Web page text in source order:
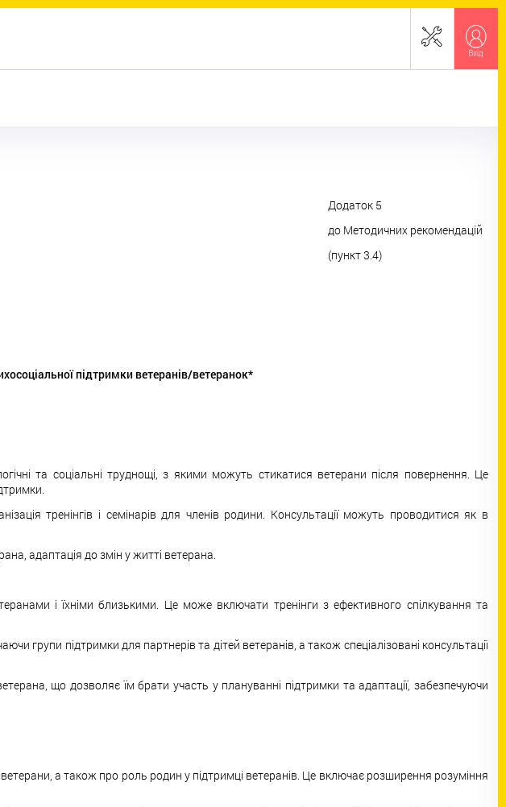
Додаток 5
до Методичних рекомендацій
(пункт 3.4)
підтримки ветеранів/ветеранок*
та соціальні труднощі, з якими можуть стикатися ветерани після повернення. Це
тренінгів і семінарів для членів родини. Консультації можуть проводитися як в
адаптація до змін у житті ветерана.
і їхніми близькими. Це може включати тренінги з ефективного спілкування та
групи підтримки для партнерів та дітей ветеранів, а також спеціалізовані консультації
що дозволяє їм брати участь у плануванні підтримки та адаптації, забезпечуючи
а також про роль родин у підтримці ветеранів. Це включає розширення розуміння